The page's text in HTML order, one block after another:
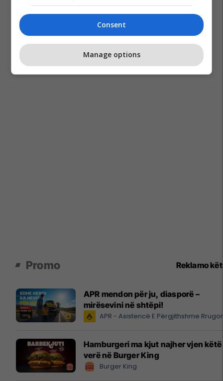
Promo Reklamo
APR mendon për ju, diasporë –
mirësevini në shtëpi!
APR - Asistencë E Përgjithshme
Hamburgeri ma kjut najher vjen këtë
verë në Burger King
Burger King
Consent
Manage options